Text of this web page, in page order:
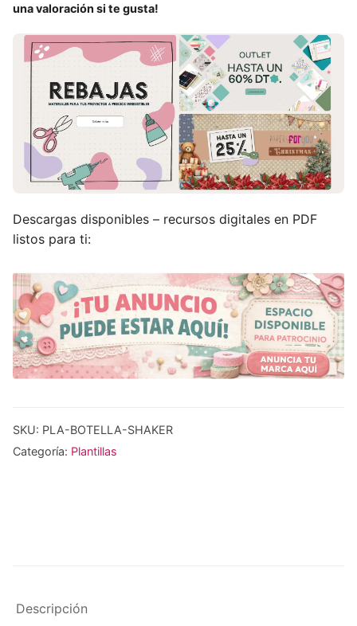
una valoración si te gusta!
Descargas disponibles – recursos digitales en PDF
listos para ti:
SKU: PLA-BOTELLA-SHAKER
Categoría: Plantillas
Descripción